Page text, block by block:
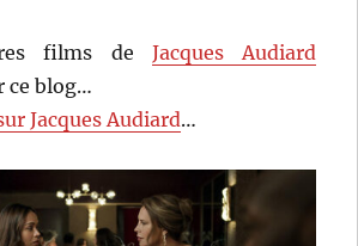
films de Jacques Audiard
ce blog…
Jacques Audiard…